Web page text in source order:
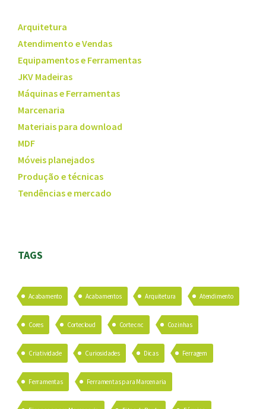
Arquitetura
Atendimento e Vendas
Equipamentos e Ferramentas
JKV Madeiras
Máquinas e Ferramentas
Marcenaria
Materiais para download
MDF
Móveis planejados
Produção e técnicas
Tendências e mercado
TAGS
Acabamento Acabamentos Arquitetura Atendimento
Cores Cortecloud Corte cnc Cozinhas
Criatividade Curiosidades Dicas Ferragem
Ferramentas Ferramentas para Marcenaria